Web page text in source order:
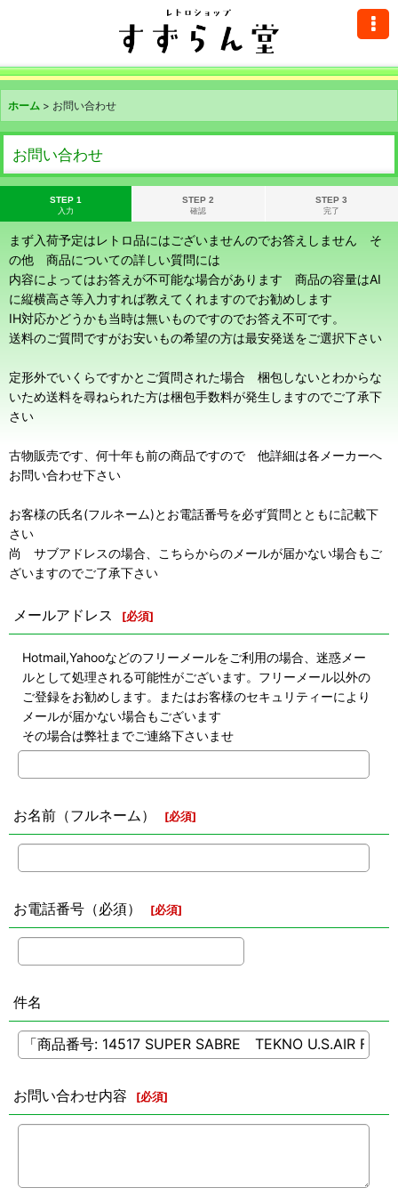
ホーム > お問い合わせ
お問い合わせ
STEP 1
入力
STEP 2
確認
STEP 3
完了
まず入荷予定はレトロ品にはございませんのでお答えしません そ
の他 商品についての詳しい質問には
内容によってはお答えが不可能な場合があります 商品の容量はAI
に縦横高さ等入力すれば教えてくれますのでお勧めします
IH対応かどうかも当時は無いものですのでお答え不可です。
送料のご質問ですがお安いもの希望の方は最安発送をご選択下さい
定形外でいくらですかとご質問された場合 梱包しないとわからな
いため送料を尋ねられた方は梱包手数料が発生しますのでご了承下
さい
古物販売です、何十年も前の商品ですので 他詳細は各メーカーへ
お問い合わせ下さい
お客様の氏名(フルネーム)とお電話番号を必ず質問とともに記載下
さい
尚 サブアドレスの場合、こちらからのメールが届かない場合もご
ざいますのでご了承下さい
メールアドレス [必須]
Hotmail,Yahooなどのフリーメールをご利用の場合、迷惑メー
ルとして処理される可能性がございます。フリーメール以外の
ご登録をお勧めします。またはお客様のセキュリティーにより
メールが届かない場合もございます
その場合は弊社までご連絡下さいませ
お名前（フルネーム） [必須]
お電話番号（必須） [必須]
件名
お問い合わせ内容 [必須]